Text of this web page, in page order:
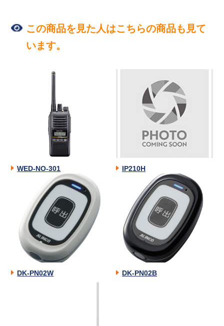
この商品を見た人はこちらの商品も見て
います。
WED-NO-301 IP210H
DK-PN02W DK-PN02B